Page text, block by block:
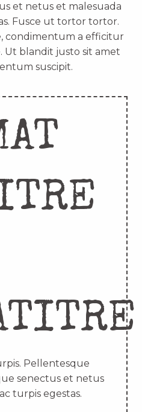
et netus et malesuada
Fusce ut tortor tortor.
condimentum a efficitur
Ut blandit justo sit amet
suscipit.
Pellentesque
senectus et netus
turpis egestas.